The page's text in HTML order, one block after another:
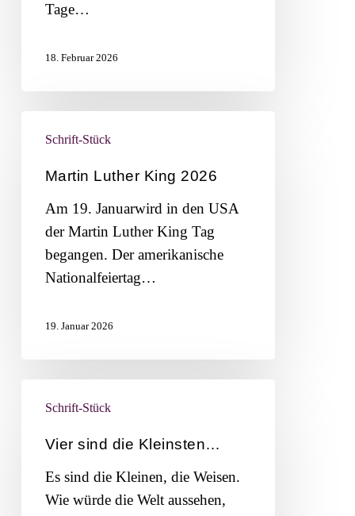
Tage…
18. Februar 2026
Luther
King
Schrift-Stück
Martin Luther King 2026
Am 19. Januarwird in den USA
der Martin Luther King Tag
begangen. Der amerikanische
Nationalfeiertag…
19. Januar 2026
sindSchrift-Stück
Vier sind die Kleinsten…
Es sind die Kleinen, die Weisen.
Wie würde die Welt aussehen,